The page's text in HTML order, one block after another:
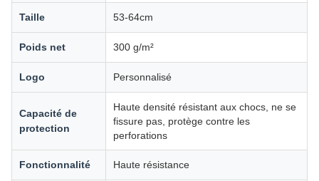
Taille 53-64cm
Poids net 300 g/m²
Logo Personnalisé
Capacité de
protection
Haute densité résistant aux chocs, ne se
fissure pas, protège contre les
perforations
Fonctionnalité Haute résistance